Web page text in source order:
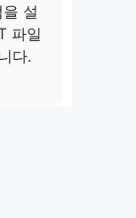
설
파일
다.